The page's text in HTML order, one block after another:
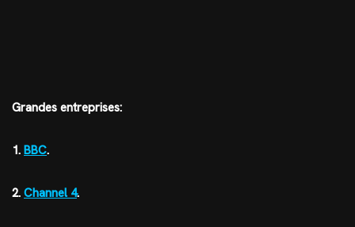
Grandes entreprises:
1. BBC.
2. Channel 4.